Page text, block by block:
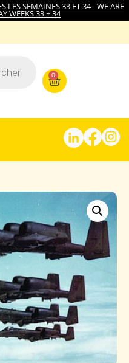
LES SEMAINES 33 ET 34 - WE ARE
WEEKS 33 + 34
0